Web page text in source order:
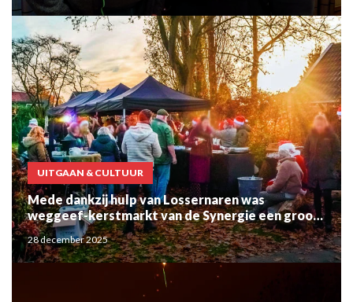
UITGAAN & CULTUUR
Mede dankzij hulp van Lossernaren was
weggeef-kerstmarkt van de Synergie een groot
succes
28 december 2025